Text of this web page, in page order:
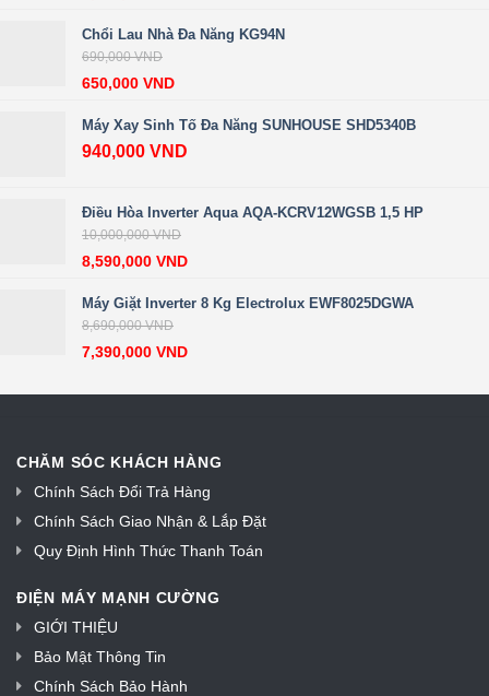
Chổi Lau Nhà Đa Năng KG94N
690,000VND
650,000 VND
Máy Xay Sinh Tố Đa Năng SUNHOUSE SHD5340B
940,000 VND
Điều Hòa Inverter Aqua AQA-KCRV12WGSB 1,5 HP
10,000,000VND
8,590,000 VND
Máy Giặt Inverter 8 Kg Electrolux EWF8025DGWA
8,690,000VND
7,390,000 VND
CHĂM SÓC KHÁCH HÀNG
Chính Sách Đổi Trả Hàng
Chính Sách Giao Nhận & Lắp Đặt
Quy Định Hình Thức Thanh Toán
ĐIỆN MÁY MẠNH CƯỜNG
GIỚI THIỆU
Bảo Mật Thông Tin
Chính Sách Bảo Hành